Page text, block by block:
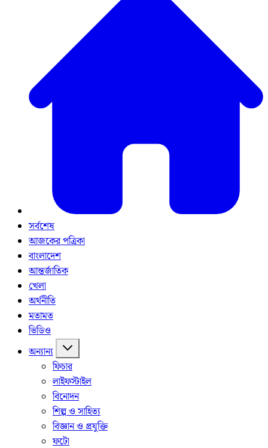
সর্বশেষ
আজকের পত্রিকা
বাংলাদেশ
আন্তর্জাতিক
খেলা
অর্থনীতি
মতামত
ভিডিও
অন্যান্য
ফিচার
লাইফস্টাইল
বিনোদন
শিল্প ও সাহিত্য
বিজ্ঞান ও প্রযুক্তি
ফটো